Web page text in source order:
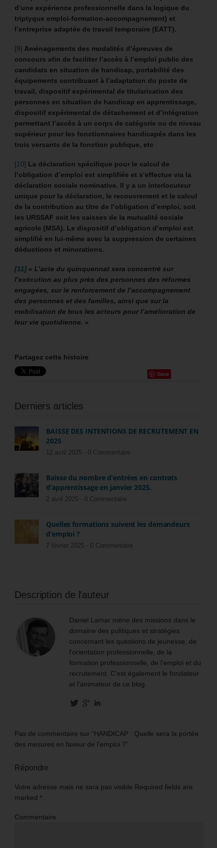
d’une expérience professionnelle dans la logique du
triptyque emploi-formation-accompagnement) et
l’entreprise adaptée de travail temporaire (EATT).
[9] Aménagements des modalités d’épreuves de
concours afin de faciliter l’accès à l’emploi public des
candidats en situation de handicap, portabilité des
équipements contribuant à l’adaptation du poste de
travail, dispositif expérimental de titularisation des
personnes en situation de handicap en apprentissage,
dispositif expérimental de détachement et d’intégration
permettant l’accès à un corps de catégorie ou de niveau
supérieur pour les fonctionnaires handicapés dans les
trois versants de la fonction publique, etc
[10] La déclaration spécifique pour le calcul de
l’obligation d’emploi est simplifiée et s’effectue via la
déclaration sociale nominative. Il y a un interlocuteur
unique pour la déclaration, le recouvrement et le calcul
de la contribution au titre de l’obligation d’emploi, soit
les URSSAF soit les caisses de la mutualité sociale
agricole (MSA). Le dispositif d’obligation d’emploi est
simplifié en lui-même avec la suppression de certaines
déductions et minorations.
[11] « L’acte du quinquennat sera concentré sur
l’exécution au plus près des personnes des réformes
engagées, sur le renforcement de l’accompagnement
des personnes et des familles, ainsi que sur la
mobilisation de tous les acteurs pour l’amélioration de
leur vie quotidienne. »
Partagez cette histoire
Save
Derniers articles
BAISSE DES INTENTIONS DE RECRUTEMENT EN
2025
12 avril 2025 - 0 Commentaire
Baisse du nombre d’entrées en contrats
d’apprentissage en janvier 2025.
2 avril 2025 - 0 Commentaire
Quelles formations suivent les demandeurs
d’emploi ?
7 février 2025 - 0 Commentaire
Description de l'auteur
Daniel Lamar mène des missions dans le
domaine des politiques et stratégies
concernant les questions de jeunesse, de
l’orientation professionnelle, de la
formation professionnelle, de l’emploi et du
recrutement. C'est également le fondateur
et l'animateur de ce blog.
Pas de commentaire sur “HANDICAP : Quelle sera la portée
des mesures en faveur de l’emploi ?”
Répondre
Votre adresse mais ne sara pas visible Required fields are
marked *
Commentaire